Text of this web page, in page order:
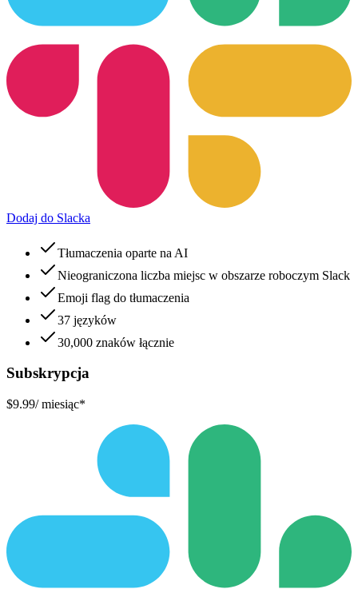
Dodaj do Slacka
Tłumaczenia oparte na AI
Nieograniczona liczba miejsc w obszarze roboczym Slack
Emoji flag do tłumaczenia
37 języków
30,000 znaków łącznie
Subskrypcja
$9.99/ miesiąc*